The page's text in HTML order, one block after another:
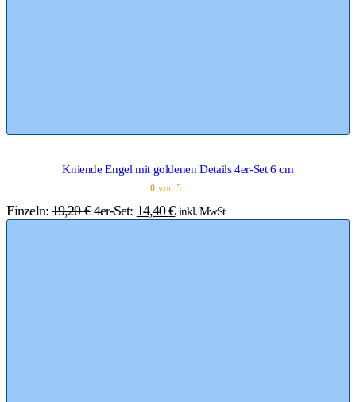
Kniende Engel mit goldenen Details 4er-Set 6 cm
0 von 5
Einzeln: 19,20€ 4er-Set: 14,40€ inkl. MwSt